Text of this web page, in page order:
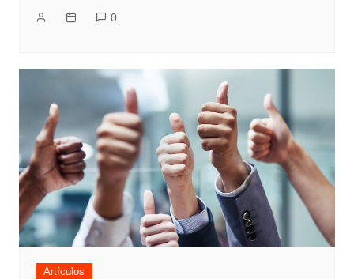
0
Artículos